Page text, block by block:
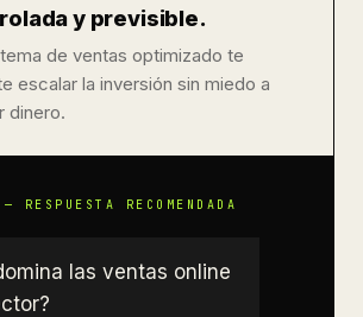
y previsible.
de ventas optimizado te
escalar la inversión sin miedo a
dinero.
las ventas online